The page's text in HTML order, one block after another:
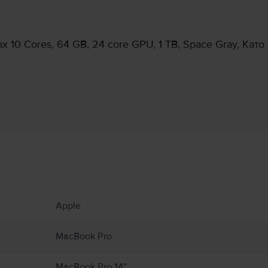
10 Cores, 64 GB, 24 core GPU, 1 TB, Space Gray, Като
радиатори или камини, където температурите могат да надхвърлят 100°C.
от влага, влажност или атмосферни условия като дъжд, сняг и мъгла. За
захранващ адаптер по време на работа или зареждане. MacBook
могат да попречат на медицински устройства. Консултирайте се с
Apple
MacBook Pro